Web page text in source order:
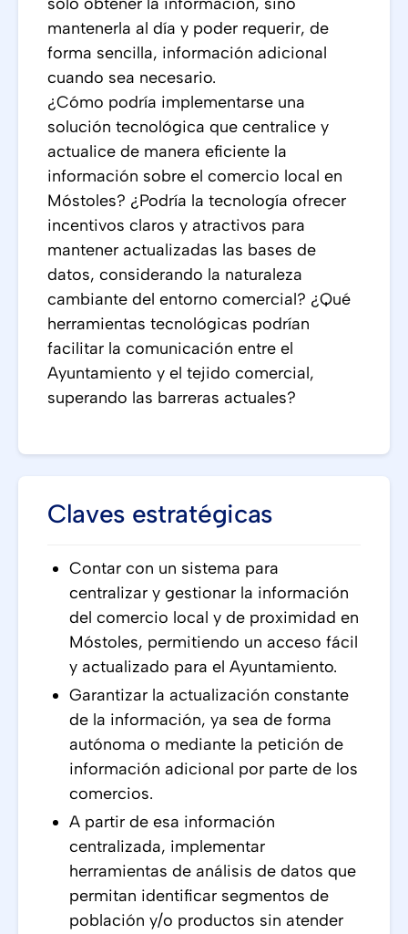
mantenerla al día y poder requerir, de
forma sencilla, información adicional
cuando sea necesario.
¿Cómo podría implementarse una
solución tecnológica que centralice y
actualice de manera eficiente la
información sobre el comercio local en
Móstoles? ¿Podría la tecnología ofrecer
incentivos claros y atractivos para
mantener actualizadas las bases de
datos, considerando la naturaleza
cambiante del entorno comercial? ¿Qué
herramientas tecnológicas podrían
facilitar la comunicación entre el
Ayuntamiento y el tejido comercial,
superando las barreras actuales?
Claves estratégicas
Contar con un sistema para
centralizar y gestionar la información
del comercio local y de proximidad en
Móstoles, permitiendo un acceso fácil
y actualizado para el Ayuntamiento.
Garantizar la actualización constante
de la información, ya sea de forma
autónoma o mediante la petición de
información adicional por parte de los
comercios.
A partir de esa información
centralizada, implementar
herramientas de análisis de datos que
permitan identificar segmentos de
población y/o productos sin atender